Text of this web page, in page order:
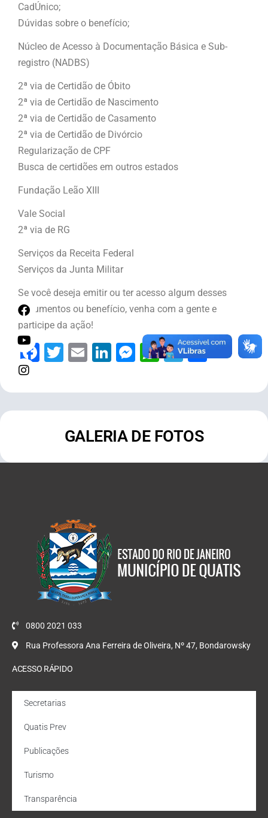
CadÚnico;
Dúvidas sobre o benefício;
Núcleo de Acesso à Documentação Básica e Sub-
registro (NADBS)
2ª via de Certidão de Óbito
2ª via de Certidão de Nascimento
2ª via de Certidão de Casamento
2ª via de Certidão de Divórcio
Regularização de CPF
Busca de certidões em outros estados
Fundação Leão XIII
Vale Social
2ª via de RG
Serviços da Receita Federal
Serviços da Junta Militar
Se você deseja emitir ou ter acesso algum desses
documentos ou benefício, venha com a gente e
participe da ação!
Facebook
Twitter
EmailLinkedIn
Messenger
WhatsApp
Telegram
Share
GALERIA DE FOTOS
0800 2021 033
Rua Professora Ana Ferreira de Oliveira, Nº 47, Bondarowsky
ACESSO RÁPIDO
Secretarias
Quatis Prev
Publicações
Turismo
Transparência